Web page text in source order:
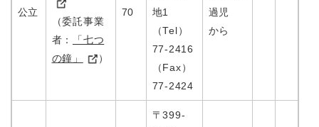
公立
（委託事業
者：
「七つ
の鐘」
）
70
地1
（Tel）
77-2416
（Fax）
77-2424
過児
から
〒399-